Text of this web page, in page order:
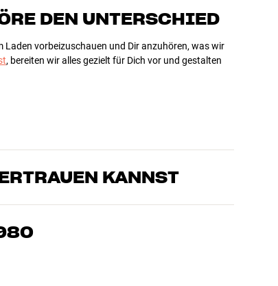
DEN UNTERSCHIED
Laden vorbeizuschauen und Dir anzuhören, was wir
, bereiten wir alles gezielt für Dich vor und gestalten
KANNST
Produkte genau kennen und für großartigen
und Deinem Budget passt